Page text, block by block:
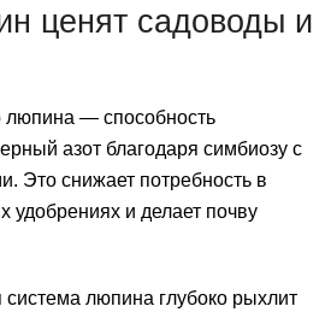
ценят садоводы и
люпина — способность
азот благодаря симбиозу с
Это снижает потребность в
удобрениях и делает почву
система люпина глубоко рыхлит